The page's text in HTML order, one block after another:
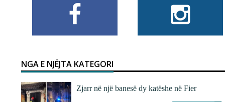
NGA E NJËJTA KATEGORI
Zjarr në një banesë dy katëshe në Fier